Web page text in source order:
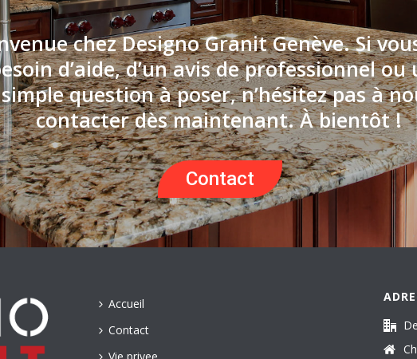
chez Designo Granit Genève. Si
d’aide, d’un avis de professionnel ou
simple question à poser, n’hésitez pas à
contacter dès maintenant. À bientôt !
Contact
Accueil
Contact